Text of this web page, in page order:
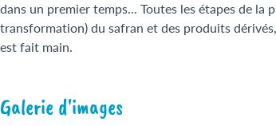
dans un premier temps... Toutes les étapes de
transformation) du safran et des produits
est fait main.
Galerie d'images